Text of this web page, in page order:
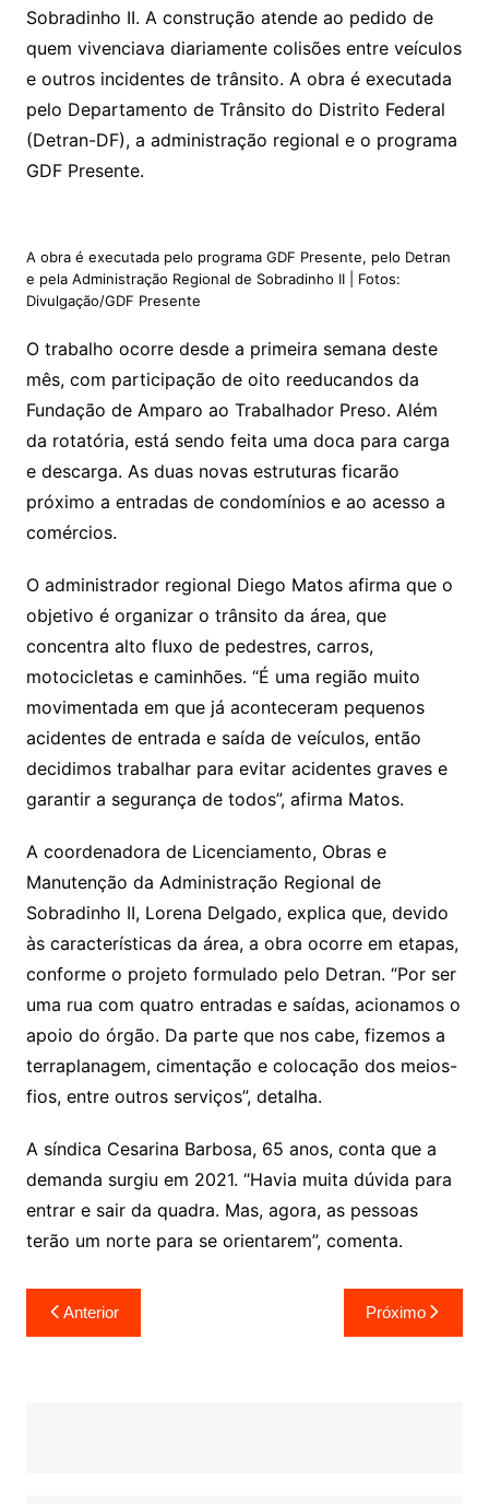
Sobradinho II. A construção atende ao pedido de
quem vivenciava diariamente colisões entre veículos
e outros incidentes de trânsito. A obra é executada
pelo Departamento de Trânsito do Distrito Federal
(Detran-DF), a administração regional e o programa
GDF Presente.
A obra é executada pelo programa GDF Presente, pelo Detran
e pela Administração Regional de Sobradinho II | Fotos:
Divulgação/GDF Presente
O trabalho ocorre desde a primeira semana deste
mês, com participação de oito reeducandos da
Fundação de Amparo ao Trabalhador Preso. Além
da rotatória, está sendo feita uma doca para carga
e descarga. As duas novas estruturas ficarão
próximo a entradas de condomínios e ao acesso a
comércios.
O administrador regional Diego Matos afirma que o
objetivo é organizar o trânsito da área, que
concentra alto fluxo de pedestres, carros,
motocicletas e caminhões. “É uma região muito
movimentada em que já aconteceram pequenos
acidentes de entrada e saída de veículos, então
decidimos trabalhar para evitar acidentes graves e
garantir a segurança de todos”, afirma Matos.
A coordenadora de Licenciamento, Obras e
Manutenção da Administração Regional de
Sobradinho II, Lorena Delgado, explica que, devido
às características da área, a obra ocorre em etapas,
conforme o projeto formulado pelo Detran. “Por ser
uma rua com quatro entradas e saídas, acionamos o
apoio do órgão. Da parte que nos cabe, fizemos a
terraplanagem, cimentação e colocação dos meios-
fios, entre outros serviços”, detalha.
A síndica Cesarina Barbosa, 65 anos, conta que a
demanda surgiu em 2021. “Havia muita dúvida para
entrar e sair da quadra. Mas, agora, as pessoas
terão um norte para se orientarem”, comenta.
Navegação
de
Anterior Próximo